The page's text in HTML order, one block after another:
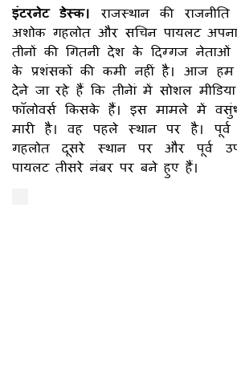
इंटरनेट डेस्क। राजस्थान की
अशोक गहलोत और सचिन पायलट
तीनों की गितनी देश के दिग्गज नेताओं
के प्रशंसकों की कमी नहीं है। आज हम
देने जा रहे हैं कि तीनेां में सोशल
फॉलोवर्स किसके हैं। इस मामले में
मारी है। वह पहले स्थान पर है। पूर्व
गहलोत दूसरे स्थान पर और पूर्व
पायलट तीसरे नंबर पर बने हुए हैं।